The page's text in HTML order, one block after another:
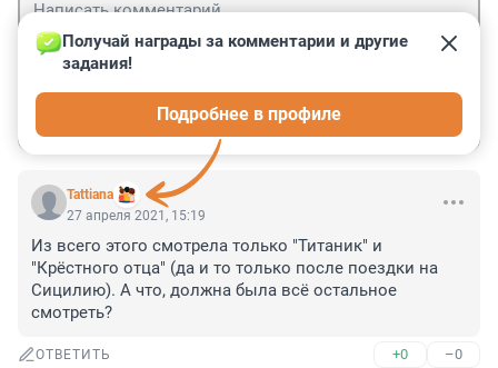
Tattiana
Получай награды за комментарии и другие
задания!
Подробнее в профиле
27 апреля 2021, 15:19
Из всего этого смотрела только "Титаник" и
"Крёстного отца" (да и то только после поездки на
Сицилию). А что, должна была всё остальное
смотреть?
ОТВЕТИТЬ +0 –0